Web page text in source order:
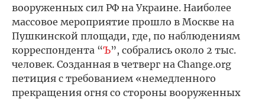
вооруженных сил РФ на Украине. Наиболее
массовое мероприятие прошло в Москве на
Пушкинской площади, где, по наблюдениям
корреспондента “Ъ”, собрались около 2 тыс.
человек. Созданная в четверг на Change.оrg
петиция с требованием «немедленного
прекращения огня со стороны вооруженных